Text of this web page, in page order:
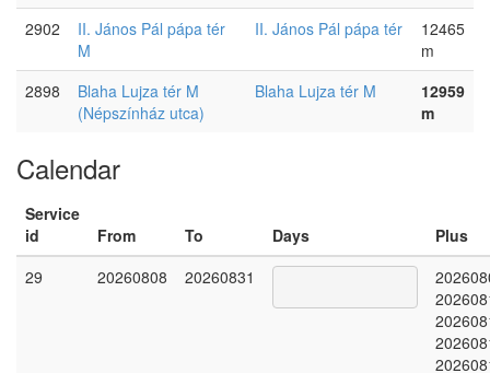
2902
II. János Pál pápa tér
M
II. János Pál pápa tér
12465
m
2898
Blaha Lujza tér M
(Népszínház utca)
Blaha Lujza tér M
12959
m
Calendar
Service
id
From To Days
Plus
29
20260808 20260831